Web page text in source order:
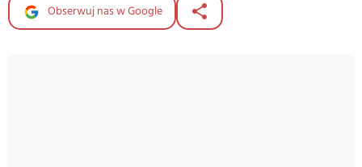
Obserwuj nas w Google